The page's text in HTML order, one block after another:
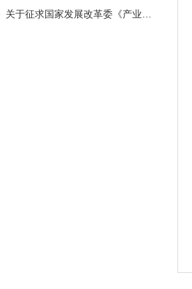
关于征求国家发展改革委《产业结构调整指导目录（2023年本，征求意见稿）》意见的函